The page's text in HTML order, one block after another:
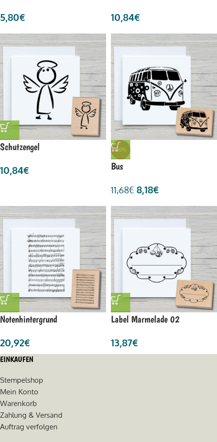
5,80€ 10,84€
Schutzengel
10,84€
-30%
Bus
11,68€ 8,18€
Notenhintergrund
20,92€
Label Marmelade 02
13,87€
EINKAUFEN
Stempelshop
Mein Konto
Warenkorb
Zahlung & Versand
Auftrag verfolgen